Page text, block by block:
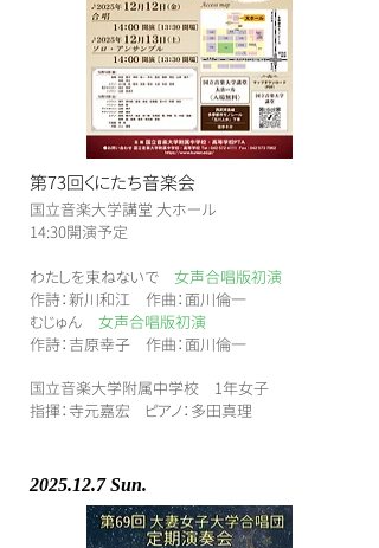
第73回くにたち音楽会
国立音楽大学講堂 大ホール
​14:30開演予定
​わたしを束ねないで 女声合唱版初演
作詩：新川和江 作曲：面川倫一
むじゅん 女声合唱版初演
作詩：吉原幸子 作曲：面川倫一
国立音楽大学附属中学校 1年女子
​指揮：寺元嘉宏 ピアノ：多田真理
2025.12.7Sun.